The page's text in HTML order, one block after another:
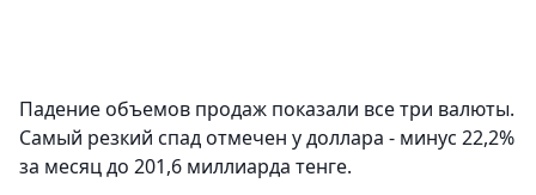
Падение объемов продаж показали все три валюты.
Самый резкий спад отмечен у доллара - минус 22,2%
за месяц до 201,6 миллиарда тенге.